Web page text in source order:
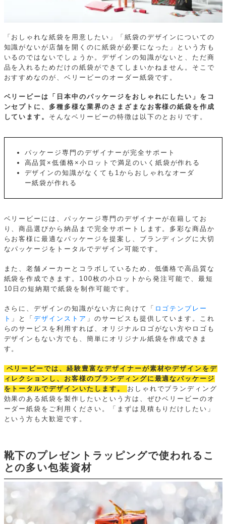
「おしゃれな紙袋を用意したい」「紙袋のデザインについての
知識がないが店舗を開くのに紙袋が必要になった」という方も
いるのではないでしょうか。デザインの知識がないと、ただ商
品を入れるためだけの紙袋ができてしまいかねません。そこで
おすすめなのが、ベリービーのオーダー紙袋です。
ベリービーは「日本中のパッケージをおしゃれにしたい」をコ
ンセプトに、多種多様な業界のさまざまなお客様の紙袋を作成
しています。 そんなベリービーの特徴は以下のとおりです。
パッケージ専門のデザイナーが完全サポート
高品質×低価格×小ロットで満足のいく紙袋が作れる
デザインの知識がなくても1からおしゃれなオーダ
ー紙袋が作れる
ベリービーには、パッケージ専門のデザイナーが在籍してお
り、商品選びから納品まで完全サポートします。多彩な商品か
らお客様に最適なパッケージを提案し、ブランディングに大切
なパッケージをトータルでデザイン可能です。
また、老舗メーカーとコラボしているため、低価格で高品質な
紙袋を作成できます。100枚の小ロットから発注可能で、最短
10日の短納期で紙袋を制作可能です。
さらに、デザインの知識がない方に向けて「 ロゴテンプレー
ト 」と「デザインストア 」のサービスも提供しています。これ
らのサービスを利用すれば、オリジナルロゴがない方やロゴも
デザインもない方でも、簡単にオリジナル紙袋を作成できま
す。
ベリービーでは、経験豊富なデザイナーが素材やデザインをデ
ィレクションし、お客様のブランディングに最適なパッケージ
をトータルでデザインいたします。
おしゃれでブランディング
効果のある紙袋を製作したいという方は、ぜひベリービーのオ
ーダー紙袋をご利用ください。「まずは見積もりだけしたい」
という方も大歓迎です。
靴下のプレゼントラッピングで使われるこ
との多い包装資材